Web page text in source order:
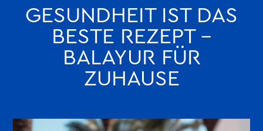
GESUNDHEIT IST DAS
BESTE REZEPT –
BALAYUR FÜR
ZUHAUSE